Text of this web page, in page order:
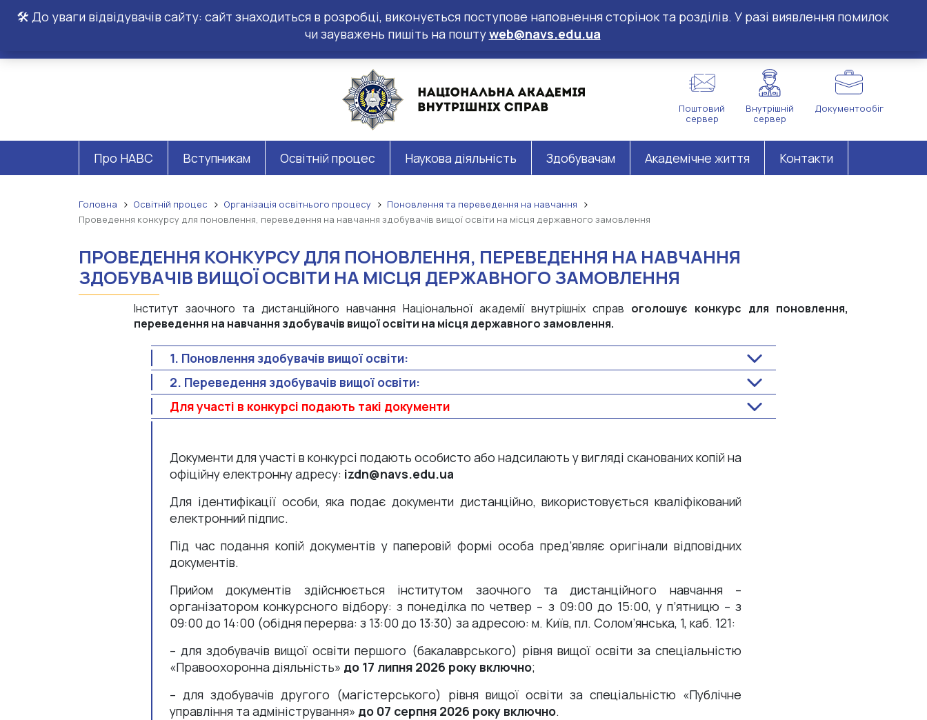
🛠️ До уваги відвідувачів сайту: сайт знаходиться в розробці, виконується поступове наповнення сторінок та розділів. У разі виявлення помилок
чи зауважень пишіть на поштуweb@navs.edu.ua
Поштовий
сервер
Внутрішній
сервер
Документообіг
Про НАВС Вступникам Освітній процес Наукова діяльність Здобувачам Академічне життя Контакти
Головна Освітній процес Організація освітнього процесу
Поновлення та переведення на навчання
Проведення конкурсу для поновлення, переведення на навчання здобувачів вищої освіти на місця державного замовлення
ПРОВЕДЕННЯ КОНКУРСУ ДЛЯ ПОНОВЛЕННЯ, ПЕРЕВЕДЕННЯ НА НАВЧАННЯ
ЗДОБУВАЧІВ ВИЩОЇ ОСВІТИ НА МІСЦЯ ДЕРЖАВНОГО ЗАМОВЛЕННЯ
Інститут заочного та дистанційного навчання Національної академії внутрішніх справ оголошує конкурс для поновлення,
переведення на навчання здобувачів вищої освіти на місця державного замовлення.
1. Поновлення здобувачів вищої освіти:
2. Переведення здобувачів вищої освіти:
Для участі в конкурсі подають такі документи
Документи для участі в конкурсі подають особисто або надсилають у вигляді сканованих копій на
офіційну електронну адресу: izdn@navs.edu.ua
Для ідентифікації особи, яка подає документи дистанційно, використовується кваліфікований
електронний підпис.
Під час подання копій документів у паперовій формі особа пред’являє оригінали відповідних
документів.
Прийом документів здійснюється інститутом заочного та дистанційного навчання –
організатором конкурсного відбору: з понеділка по четвер – з 09:00 до 15:00, у п’ятницю – з
09:00 до 14:00 (обідня перерва: з 13:00 до 13:30) за адресою: м. Київ, пл. Солом’янська, 1, каб. 121:
– для здобувачів вищої освіти першого (бакалаврського) рівня вищої освіти за спеціальністю
«Правоохоронна діяльність» до 17 липня 2026 року включно;
– для здобувачів другого (магістерського) рівня вищої освіти за спеціальністю «Публічне
управління та адміністрування» до 07 серпня 2026 року включно.